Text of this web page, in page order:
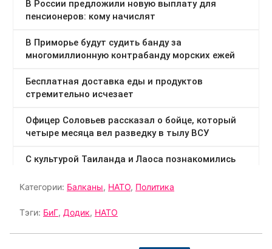
Категории: Балканы, НАТО, Политика
Тэги: БиГ, Додик, НАТО